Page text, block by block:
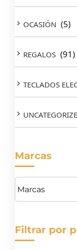
OCASIÓN (5)
REGALOS (91)
TECLADOS
Marcas
Filtrar por